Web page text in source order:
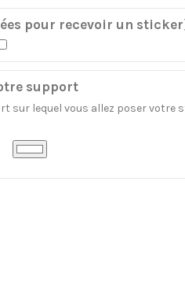
pour recevoir un
support
sur lequel vous allez poser votre